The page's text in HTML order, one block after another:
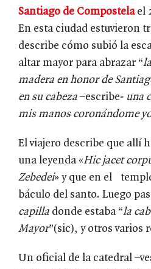
Santiago de Compostelael
En esta ciudad estuvieron
describe cómo subió la
altar mayor para abrazar “
madera en honor de
en su cabeza –escribe- una
mis manos coronándome
El viajero describe que allí
una leyenda «Hic jacet
Zebedei» y que en el
báculo del santo. Luego
capilla donde estaba “la
Mayor”(sic), y otros varios
Un oficial de la catedral